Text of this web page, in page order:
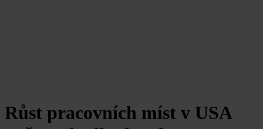
Růst pracovních míst v USA